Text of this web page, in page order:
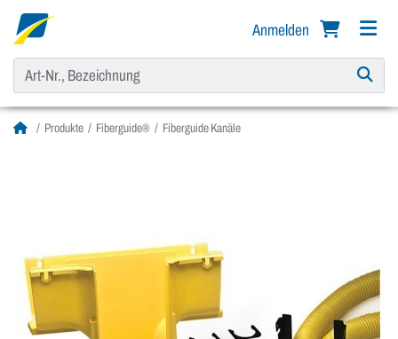
Anmelden
Produkte Fiberguide® Fiberguide Kanäle